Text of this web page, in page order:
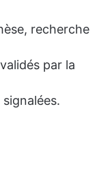
recherche
par la